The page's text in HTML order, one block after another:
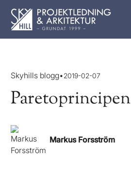
Skyhills blogg•2019-02-07
Paretoprincipen
Markus Forsström